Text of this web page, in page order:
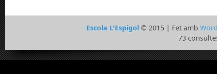
Escola L'Espígol© 2015 | Fet amb
73